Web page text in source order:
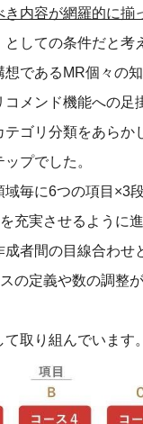
き内容が網羅的に揃
としての条件だと考
想であるMR個々の
メンド機能への足
ゴリ分類をあらか
プでした。
域毎に6つの項目×3
充実させるように
成者間の目線合わせ
の定義や数の調整
取り組んでいます。